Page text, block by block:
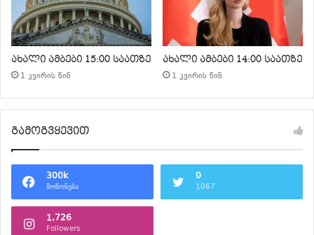
ახალი ამბები 15:00 საათზე
1 კვირის წინ
ახალი ამბები 14:00 საათზე
1 კვირის წინ
გამოგვყევით
300k
მოწონება
0
1067
1,726
Followers